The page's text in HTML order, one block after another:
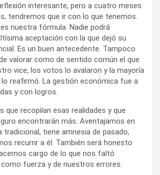
que recopilan esas realidades y que
encontrarán más. Aventajamos en
tradicional, tiene amnesia de pasado,
recurrir a él. También será honesto
cargo de lo que nos faltó
fuerza y de nuestros errores.
propone un interesante ejercicio de
parece que no se resolverá por estos
de la batalla electoral.
una profunda renovación de
el último escalón para que históricos
ciclos políticos. Es tiempo de nuevos
nuestros líderes, cumplieron ciclos
los nuevos serán los encargados de